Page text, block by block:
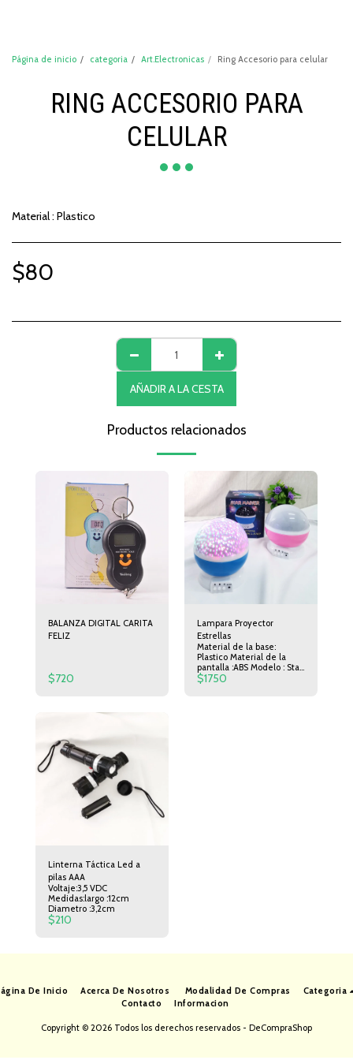
Página de inicio categoria Art.Electronicas Ring Accesorio para celular
RING ACCESORIO PARA
CELULAR
Material : Plastico
$80
AÑADIR A LA CESTA
Productos relacionados
BALANZA DIGITAL CARITA
FELIZ
$720
Lampara Proyector
Estrellas
Material de la base:
Plastico Material de la
pantalla :ABS Modelo : Star
master Diametro :11cm
$1750
Linterna Táctica Led a
pilas AAA
Voltaje:3,5 VDC
Medidas:largo :12cm
Diametro :3,2cm
$210
De Inicio Acerca De Nosotros Modalidad De Compras
Categoria
Contacto
Informacion
Copyright © 2026 Todos los derechos reservados - DeCompraShop